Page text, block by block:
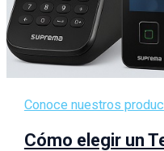
Conoce nuestros
Cómo elegir un